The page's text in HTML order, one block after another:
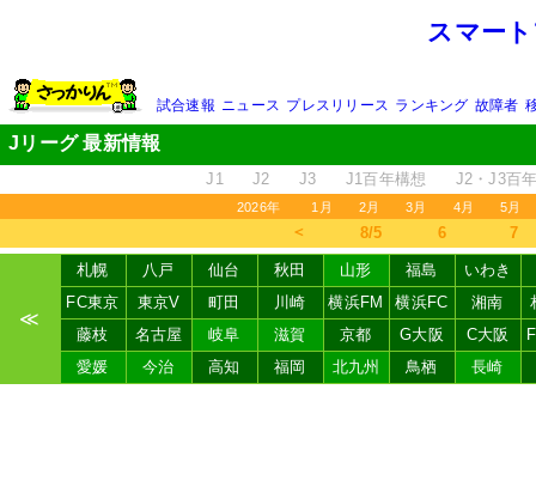
スマー
試合速報 ニュース プレスリリース ランキング 故障者
Jリーグ 最新情報
J1 J2 J3 J1百年構想 J2・J3百
2026年 1月 2月 3月 4月 5月
＜ 8/5 6 7
≪
札幌 八戸 仙台 秋田 山形 福島
いわき
FC東京
東京V 町田 川崎 横浜FM 横浜FC 湘南
藤枝
名古屋 岐阜 滋賀 京都 G大阪 C大阪
愛媛
今治 高知 福岡 北九州 鳥栖 長崎